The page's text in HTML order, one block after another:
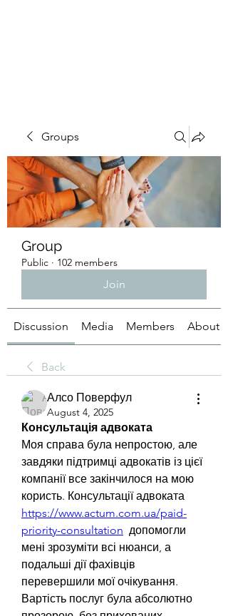
Groups
Group
Public · 102 members
Join
Discussion Media Members About
Back
Алсо Поверфул
August 4, 2025
Консультація адвоката
Моя справа була непростою, але
завдяки підтримці адвокатів із цієї
компанії все закінчилося на мою
https://www.actum.com.ua/paid-
priority-consultation
  допомогли
мені зрозуміти всі нюанси, а
подальші дії фахівців
перевершили мої очікування.
Вартість послуг була абсолютно